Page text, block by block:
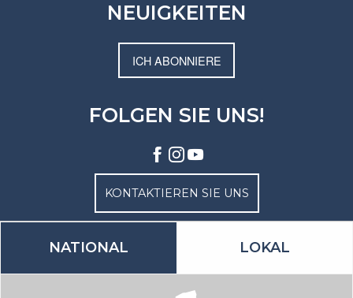
NEUIGKEITEN
ICH ABONNIERE
FOLGEN SIE UNS!
KONTAKTIEREN SIE UNS
NATIONAL LOKAL